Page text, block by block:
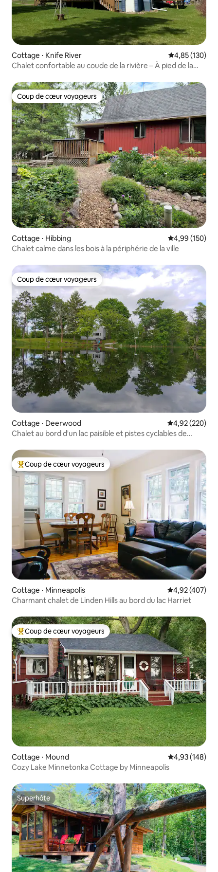
Cottage ⋅ Knife River Évaluation
4,85 (130)
Chalet confortable au coude de la rivière – À pied de la
Coup de cœur voyageurs
Coup de cœur voyageurs
Cottage ⋅ Hibbing Évaluation
4,99 (150)
Chalet calme dans les bois à la périphérie de la ville
Coup de cœur voyageurs
Coup de cœur voyageurs
Cottage ⋅ Deerwood Évaluation
4,92 (220)
Chalet au bord d'un lac paisible et pistes cyclables de
Coups de cœur voyageurs les plus appréciés
Coup de cœur voyageurs
Cottage ⋅ Minneapolis Évaluation
4,92 (407)
Charmant chalet de Linden Hills au bord du lac Harriet
Coups de cœur voyageurs les plus appréciés
Coup de cœur voyageurs
Cottage ⋅ Mound Évaluation
4,93 (148)
Cozy Lake Minnetonka Cottage by Minneapolis
Superhôte
Superhôte